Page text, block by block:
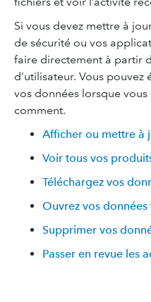
Si vous devez mettre à
de sécurité ou vos
faire directement à partir
d’utilisateur. Vous
vos données lorsque vous
comment.
Afficher ou mettre à
Voir tous vos
Téléchargez vos
Ouvrez vos
Supprimer vos
Passer en revue les